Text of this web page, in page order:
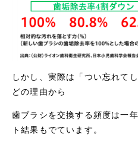
しかし、実際は「つい忘れて
どの理由から
歯ブラシを交換する頻度は一
ト結果もでています。